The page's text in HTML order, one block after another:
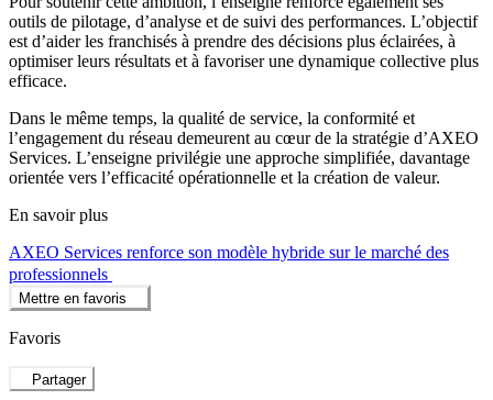
outils de pilotage, d’analyse et de suivi des performances. L’objectif
est d’aider les franchisés à prendre des décisions plus éclairées, à
optimiser leurs résultats et à favoriser une dynamique collective plus
efficace.
Dans le même temps, la qualité de service, la conformité et
l’engagement du réseau demeurent au cœur de la stratégie d’AXEO
Services. L’enseigne privilégie une approche simplifiée, davantage
orientée vers l’efficacité opérationnelle et la création de valeur.
En savoir plus
AXEO Services renforce son modèle hybride sur le marché des
professionnels
Mettre en favoris
Favoris
Partager